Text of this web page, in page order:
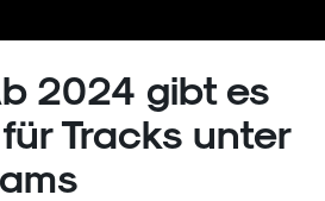
2024 gibt es
Tracks unter